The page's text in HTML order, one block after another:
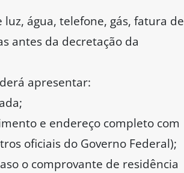
água, telefone, gás, fatura de
antes da decretação da
apresentar:
e endereço completo com
oficiais do Governo Federal);
o comprovante de residência